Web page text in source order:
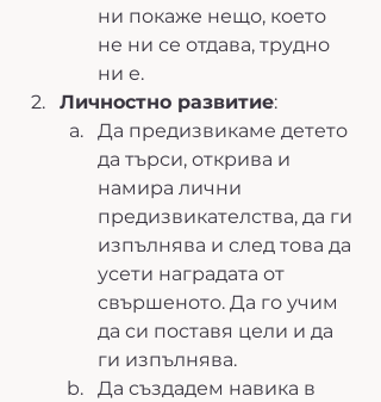
ни покаже нещо, което
не ни се отдава, трудно
ни е.
Личностно развитие:
Да предизвикаме детето
да търси, открива и
намира лични
предизвикателства, да ги
изпълнява и след това да
усети наградата от
свършеното. Да го учим
да си поставя цели и да
ги изпълнява.
Да създадем навика в